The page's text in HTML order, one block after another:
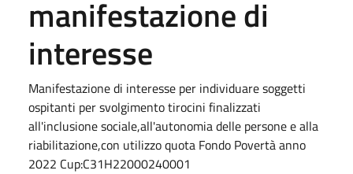
manifestazione di
interesse
Manifestazione di interesse per individuare soggetti
ospitanti per svolgimento tirocini finalizzati
all'inclusione sociale,all'autonomia delle persone e alla
riabilitazione,con utilizzo quota Fondo Povertà anno
2022 Cup:C31H22000240001